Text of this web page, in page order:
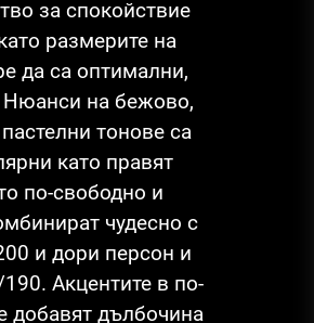
за спокойствие
размерите на
да са оптимални,
Нюанси на бежово,
тонове са
като правят
по-свободно и
чудесно с
и дори персон и
Акцентите в по-
добавят дълбочина